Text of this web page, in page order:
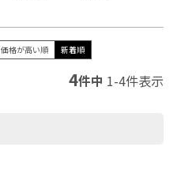
価格が高い順 新着順
4件中 1-4件表示